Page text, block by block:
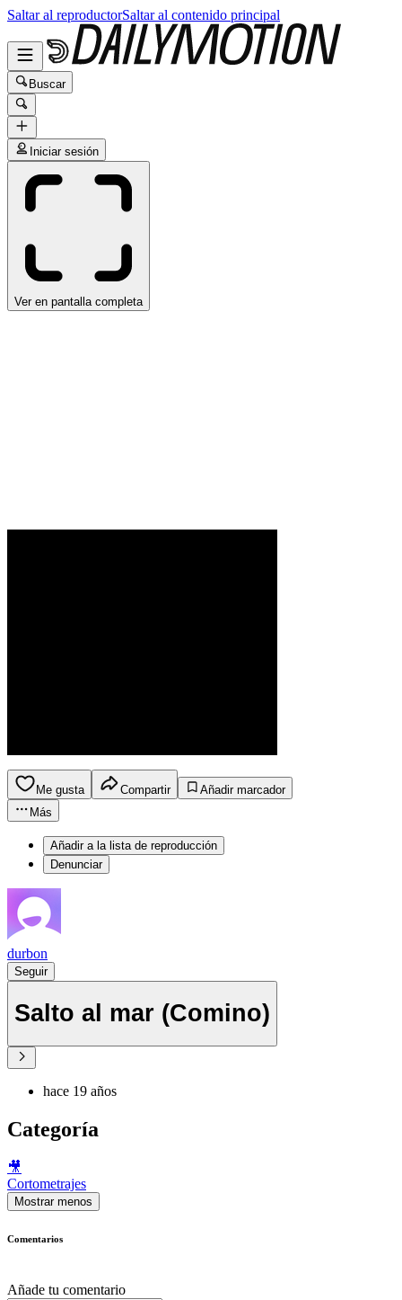
Saltar al reproductorSaltar al contenido principal
Buscar
Iniciar sesión
Ver en pantalla completa
Me gusta Compartir
Añadir marcador
Más
Añadir a la lista de reproducción
Denunciar
durbon
Seguir
Salto al mar (Comino)
hace 19 años
Categoría
🎥
Cortometrajes
Mostrar menos
Comentarios
Añade tu comentario